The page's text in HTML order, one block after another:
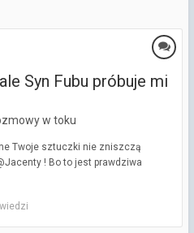
Syn Fubu próbuje mi
w toku
Twoje sztuczki nie zniszczą
! Bo to jest prawdziwa